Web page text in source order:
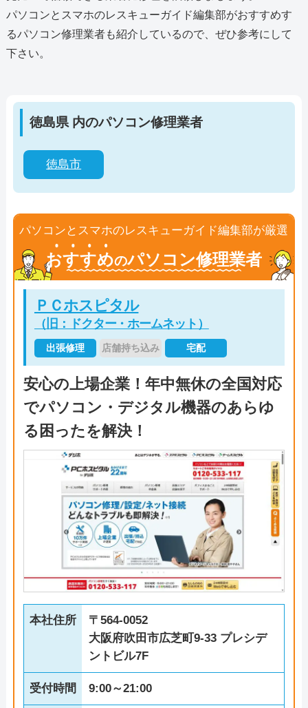
パソコンとスマホのレスキューガイド編集部がおすすめす
るパソコン修理業者も紹介しているので、ぜひ参考にして
下さい。
徳島県 内のパソコン修理業者
徳島市
パソコンとスマホのレスキューガイド編集部が厳選
おすすめのパソコン修理業者
ＰＣホスピタル
（旧：ドクター・ホームネット）
出張修理 店舗持ち込み 宅配
安心の上場企業！年中無休の全国対応
でパソコン・デジタル機器のあらゆ
る困ったを解決！
本社住所
〒564-0052
大阪府吹田市広芝町9-33 プレシデ
ントビル7F
受付時間 9:00～21:00